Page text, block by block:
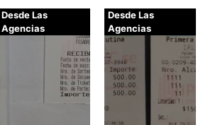
Desde Las
Agencias
Desde Las
Agencias